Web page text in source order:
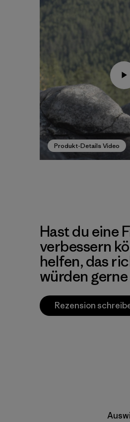
Produkt-Details Video
Hast du eine
verbessern
helfen, das
würden
Rezension